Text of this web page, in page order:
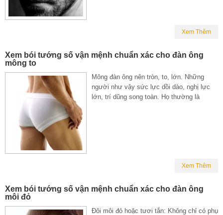
Xem Thêm
Xem bói tướng số vận mệnh chuẩn xác cho đàn ông
mông to
Mông đàn ông nên tròn, to, lớn. Những
người như vậy sức lực dồi dào, nghị lực
lớn, trí dũng song toàn. Họ thường là
Xem Thêm
Xem bói tướng số vận mệnh chuẩn xác cho đàn ông
môi đỏ
Đôi môi đỏ hoặc tươi tắn: Không chỉ có phụ